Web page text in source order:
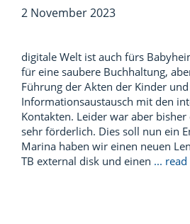
2 November 2023
digitale Welt ist auch fürs
für eine saubere Buchhaltung,
Führung der Akten der Kinder
Informationsaustausch mit den
Kontakten. Leider war aber
sehr förderlich. Dies soll nun ein
Marina haben wir einen neuen
TB external disk und einen ...